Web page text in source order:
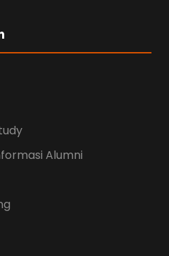
Alumni